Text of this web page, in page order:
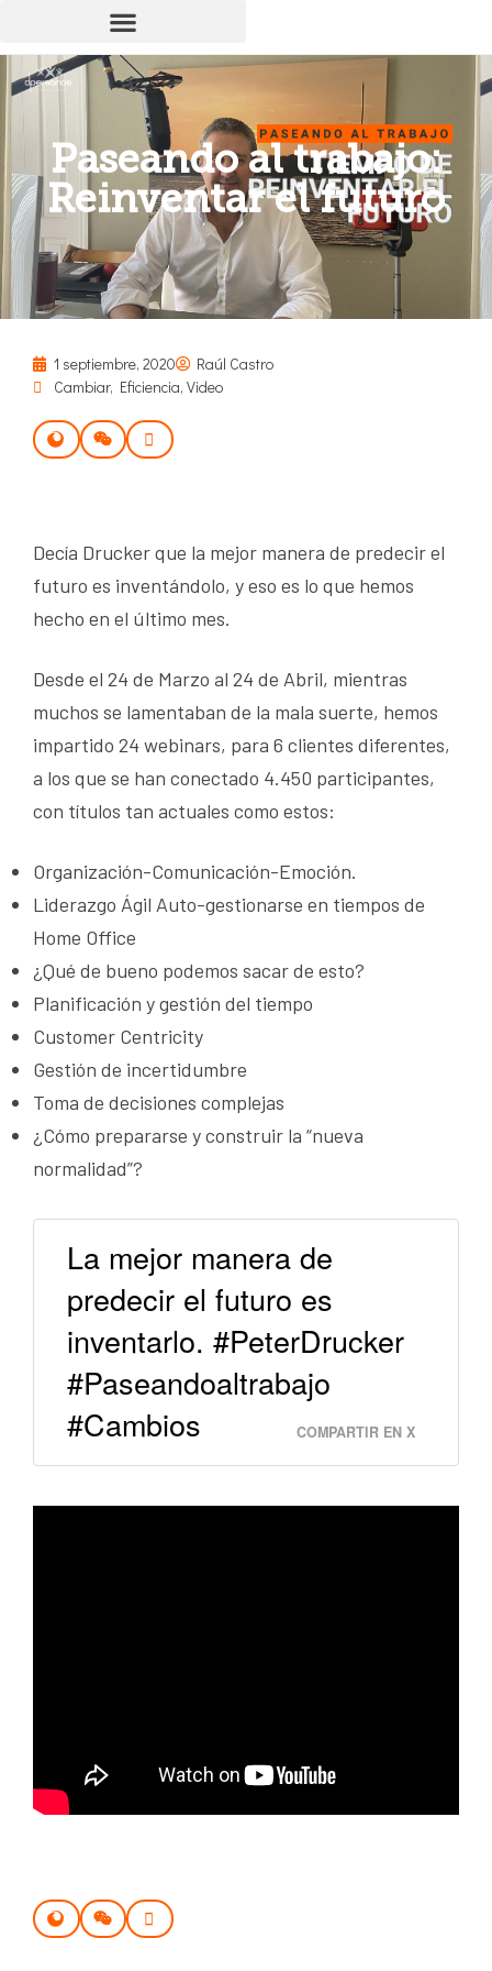
Paseando al trabajo:
Reinventar el futuro
1 septiembre, 2020
Raúl Castro
Cambiar, Eficiencia, Video
Decía Drucker que la mejor manera de predecir el
futuro es inventándolo, y eso es lo que hemos
hecho en el último mes.
Desde el 24 de Marzo al 24 de Abril, mientras
muchos se lamentaban de la mala suerte, hemos
impartido 24 webinars, para 6 clientes diferentes,
a los que se han conectado 4.450 participantes,
con títulos tan actuales como estos:
Organización-Comunicación-Emoción.
Liderazgo Ágil Auto-gestionarse en tiempos de
Home Office
¿Qué de bueno podemos sacar de esto?
Planificación y gestión del tiempo
Customer Centricity
Gestión de incertidumbre
Toma de decisiones complejas
¿Cómo prepararse y construir la “nueva
normalidad”?
La mejor manera de
predecir el futuro es
inventarlo. #PeterDrucker
#Paseandoaltrabajo
#Cambios
COMPARTIR EN X